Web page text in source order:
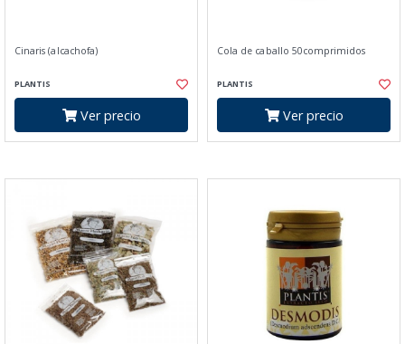
Cinaris (alcachofa)
PLANTIS
Ver precio
Cola de caballo 50comprimidos
PLANTIS
Ver precio